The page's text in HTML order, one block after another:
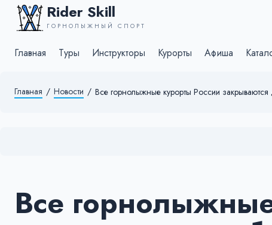
Rider Skill
ГОРНОЛЫЖНЫЙ СПОРТ
Главная Туры Инструкторы Курорты Афиша
Главная / Новости / Все горнолыжные курорты России
Все